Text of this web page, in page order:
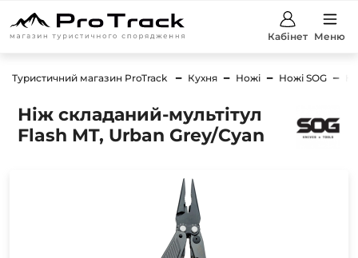
Кабінет Меню
Туристичний магазин ProTrack Кухня Ножі Ножі SOG
Ніж складаний-мультітул
Flash MT, Urban Grey/Cyan